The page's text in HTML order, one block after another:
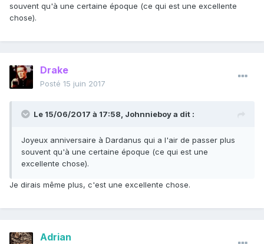
souvent qu'à une certaine époque (ce qui est une excellente
chose).
Drake
Posté 15 juin 2017
Le 15/06/2017 à 17:58, Johnnieboya dit :
Joyeux anniversaire à Dardanus qui a l'air de passer plus
souvent qu'à une certaine époque (ce qui est une
excellente chose).
Je dirais même plus, c'est une excellente chose.
Adrian